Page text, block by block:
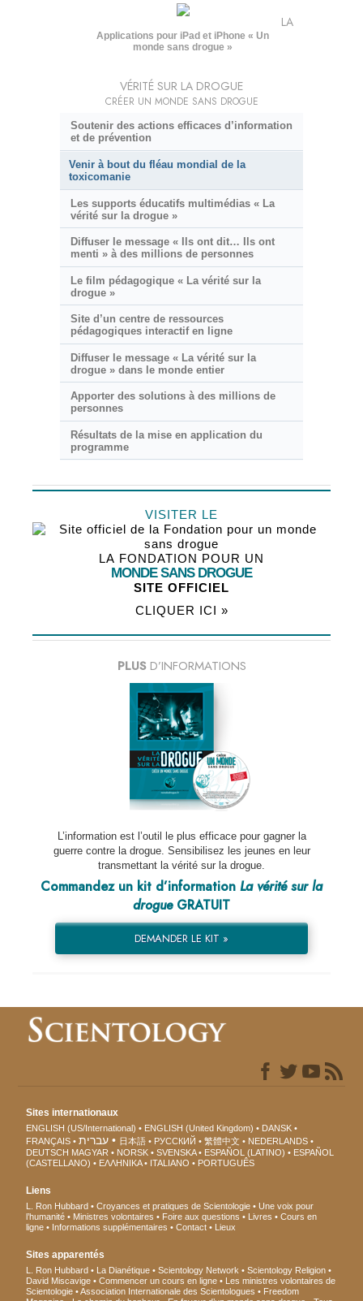
Applications pour iPad et iPhone « Un
monde sans drogue »
LA
VÉRITÉ SUR LA DROGUE
CRÉER UN MONDE SANS DROGUE
Soutenir des actions efficaces d’information
et de prévention
Venir à bout du fléau mondial de la
toxicomanie
Les supports éducatifs multimédias « La
vérité sur la drogue »
Diffuser le message « Ils ont dit… Ils ont
menti » à des millions de personnes
Le film pédagogique « La vérité sur la
drogue »
Site d’un centre de ressources
pédagogiques interactif en ligne
Diffuser le message « La vérité sur la
drogue » dans le monde entier
Apporter des solutions à des millions de
personnes
Résultats de la mise en application du
programme
VISITER LE
LA FONDATION POUR UN
MONDE SANS DROGUE
SITE OFFICIEL
CLIQUER ICI »
PLUS D’INFORMATIONS
L’information est l’outil le plus efficace pour gagner la
guerre contre la drogue. Sensibilisez les jeunes en leur
transmettant la vérité sur la drogue.
Commandez un kit d’information La vérité sur la
drogueGRATUIT
DEMANDER LE KIT »
Sites internationaux
ENGLISH (US/International) ENGLISH (United Kingdom)
DANSK
FRANÇAIS
עברית 日本語 РУССКИЙ 繁體中文
NEDERLANDS
DEUTSCH MAGYAR NORSK SVENSKA ESPAÑOL (LATINO)
ESPAÑOL
(CASTELLANO)
ΕΛΛΗΝΙΚA ITALIANO PORTUGUÊS
Liens
L. Ron Hubbard Croyances et pratiques de Scientologie
Une voix pour
l’humanité
Ministres volontaires Foire aux questions Livres
Cours en
ligne
Informations supplémentaires Contact Lieux
Sites apparentés
L. Ron Hubbard La Dianétique Scientology Network
Scientology Religion
David Miscavige
Commencer un cours en ligne
Les ministres volontaires de
Scientologie
Association Internationale des Scientologues
Freedom